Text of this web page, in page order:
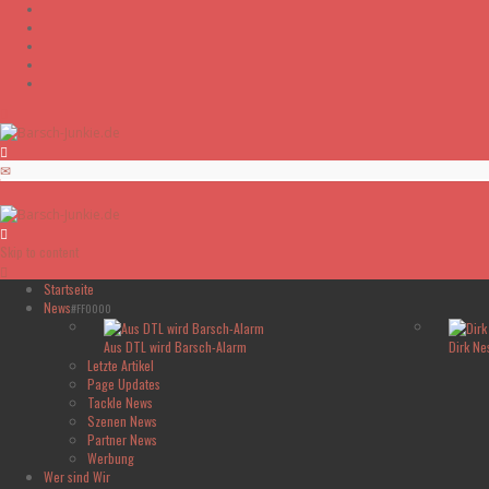
Skip to content
Startseite
News#FF0000
Aus DTL wird Barsch-Alarm Dirk
Letzte Artikel
Page Updates
Tackle News
Szenen News
Partner News
Werbung
Wer sind Wir